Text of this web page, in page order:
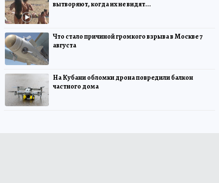
вытворяют, когда их не видят...
Что стало причиной громкого взрыва в Москве 7
августа
На Кубани обломки дрона повредили балкон
частного дома